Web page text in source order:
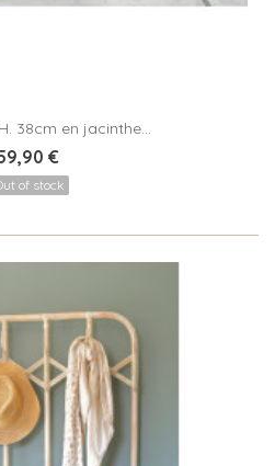
38cm en jacinthe...
€
of stock